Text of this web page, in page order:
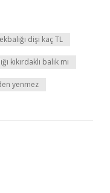
dişi kaç TL
kıkırdaklı balık mı
yenmez